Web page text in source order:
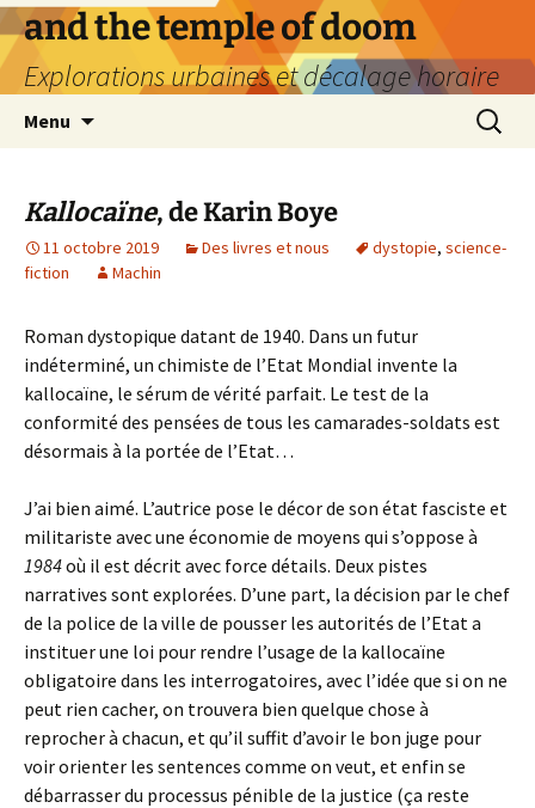
Aller
au
contenu
and the temple of doom
Explorations urbaines et décalage horaire
Menu
Kallocaïne, de Karin Boye
11 octobre 2019 Des livres et nous dystopie, science-
fiction
Machin
Roman dystopique datant de 1940. Dans un futur
indéterminé, un chimiste de l’Etat Mondial invente la
kallocaïne, le sérum de vérité parfait. Le test de la
conformité des pensées de tous les camarades-soldats est
désormais à la portée de l’Etat…
J’ai bien aimé. L’autrice pose le décor de son état fasciste et
militariste avec une économie de moyens qui s’oppose à
1984où il est décrit avec force détails. Deux pistes
narratives sont explorées. D’une part, la décision par le chef
de la police de la ville de pousser les autorités de l’Etat a
instituer une loi pour rendre l’usage de la kallocaïne
obligatoire dans les interrogatoires, avec l’idée que si on ne
peut rien cacher, on trouvera bien quelque chose à
reprocher à chacun, et qu’il suffit d’avoir le bon juge pour
voir orienter les sentences comme on veut, et enfin se
débarrasser du processus pénible de la justice (ça reste